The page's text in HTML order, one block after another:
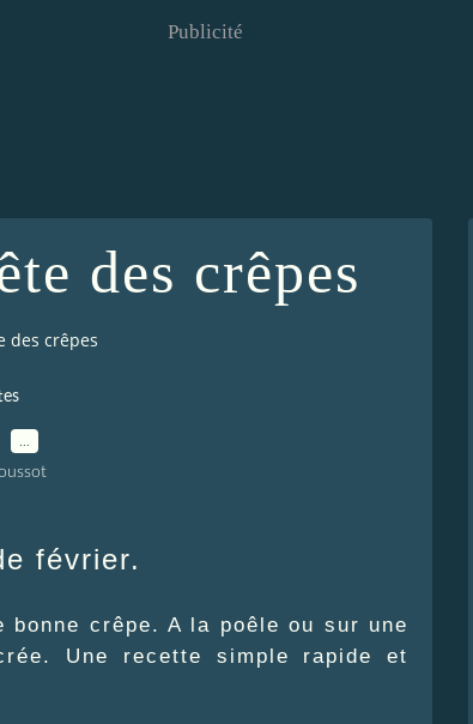
Publicité
des crêpes
des crêpes
février.
bonne crêpe. A la poêle ou sur une
Une recette simple rapide et